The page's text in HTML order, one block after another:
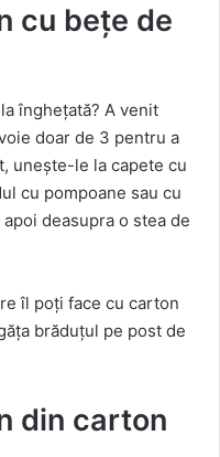
cu bețe de
înghețată? A venit
doar de 3 pentru a
unește-le la capete cu
cu pompoane sau cu
deasupra o stea de
îl poți face cu carton
brăduțul pe post de
din carton